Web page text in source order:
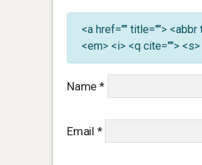
<a href="" title="">
<em> <i> <q cite="">
Name *
Email *